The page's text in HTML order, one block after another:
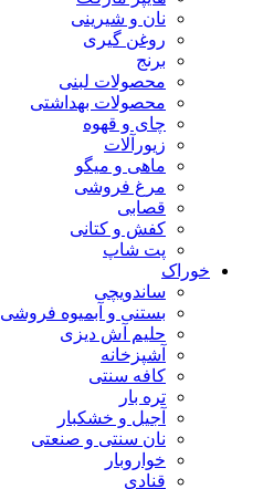
نان و شیرینی
روغن گیری
برنج
محصولات لبنی
محصولات بهداشتی
چای و قهوه
زیورآلات
ماهی و میگو
مرغ فروشی
قصابی
کفش و کتانی
پت شاپ
خوراک
ساندویچی
بستنی و آبمیوه فروشی
حلیم آش دیزی
آشپزخانه
کافه سنتی
تره بار
آجیل و خشکبار
نان سنتی و صنعتی
خواروبار
قنادی